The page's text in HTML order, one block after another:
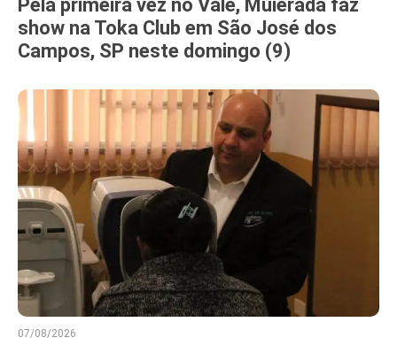
Pela primeira vez no Vale, Muierada faz
show na Toka Club em São José dos
Campos, SP neste domingo (9)
07/08/2026